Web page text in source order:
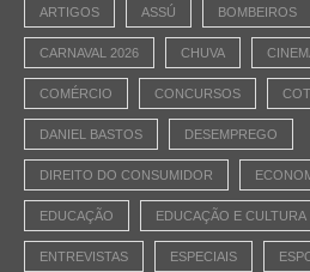
ARTIGOS ASSÚ BOMBEIROS
CARNAVAL 2026 CHUVA
COMÉRCIO CONCURSOS
DANIEL BASTOS DESEMPREGO
DIREITO DO CONSUMIDOR
EDUCAÇÃO EDUCAÇÃO E CULTURA
ENTREVISTAS ESPECIAIS